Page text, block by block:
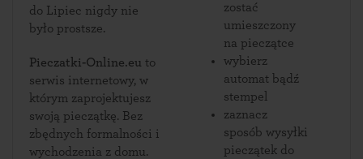
do Lipiec nigdy nie
było prostsze.
Pieczatki-Online.eu
serwis internetowy, w
którym zaprojektujesz
swoją pieczątkę. Bez
zbędnych formalności i
wychodzenia z domu.
zostać
umieszczony
na pieczątce
wybierz
automat bądź
stempel
zaznacz
sposób wysyłki
pieczątek do